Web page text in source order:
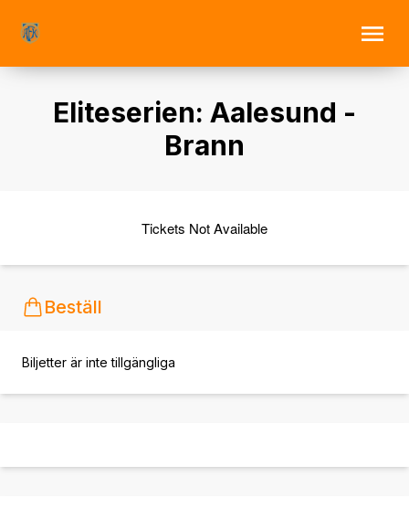
Eliteserien: Aalesund -
Brann
Tickets Not Available
Beställ
Biljetter är inte tillgängliga